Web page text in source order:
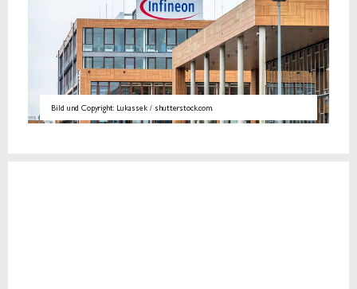
Bild und Copyright: Lukassek / shutterstock.com.